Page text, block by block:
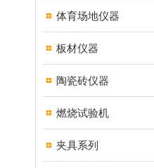
体育场地仪器
板材仪器
陶瓷砖仪器
燃烧试验机
夹具系列